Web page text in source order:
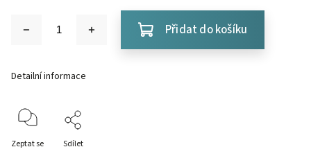
Přidat do košíku
Detailní informace
Zeptat se Sdílet